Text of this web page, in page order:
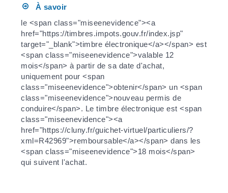
À savoir
le <span class="miseenevidence"><a
href="https://timbres.impots.gouv.fr/index.jsp"
target="_blank">timbre électronique</a></span> est
<span class="miseenevidence">valable 12
mois</span> à partir de sa date d'achat,
uniquement pour <span
class="miseenevidence">obtenir</span> un <span
class="miseenevidence">nouveau permis de
conduire</span>. Le timbre électronique est <span
class="miseenevidence"><a
href="https://cluny.fr/guichet-virtuel/particuliers/?
xml=R42969">remboursable</a></span> dans les
<span class="miseenevidence">18 mois</span>
qui suivent l'achat.